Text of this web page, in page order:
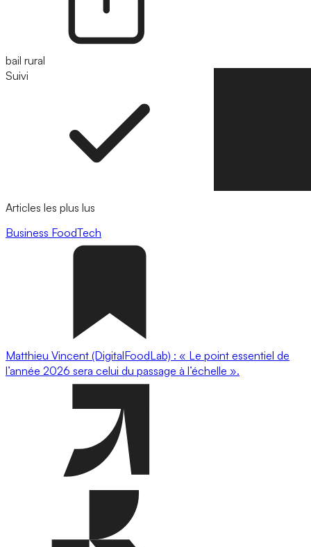
bail rural
Suivi
Articles les plus lus
Business FoodTech
Matthieu Vincent (DigitalFoodLab) : « Le point essentiel de
l’année 2026 sera celui du passage à l’échelle ».